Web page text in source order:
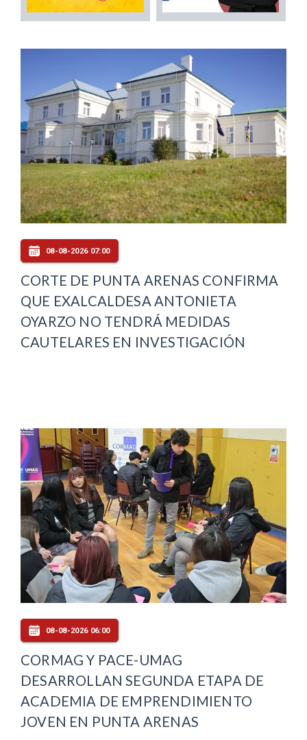
08-08-2026 07:00
CORTE DE PUNTA ARENAS CONFIRMA
QUE EXALCALDESA ANTONIETA
OYARZO NO TENDRÁ MEDIDAS
CAUTELARES EN INVESTIGACIÓN
08-08-2026 06:00
CORMAG Y PACE-UMAG
DESARROLLAN SEGUNDA ETAPA DE
ACADEMIA DE EMPRENDIMIENTO
JOVEN EN PUNTA ARENAS